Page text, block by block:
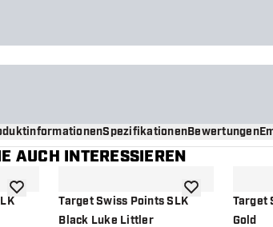
SpezifikationenBewertungen
AUCH INTERESSIEREN
Zur Wunschliste hinzufügen
Target Swiss Points SLK
Black Luke Littler
Zur Wunschliste
Target
Gold